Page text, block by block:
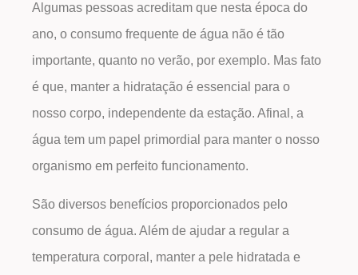
Algumas pessoas acreditam que nesta época do
ano, o consumo frequente de água não é tão
importante, quanto no verão, por exemplo. Mas fato
é que, manter a hidratação é essencial para o
nosso corpo, independente da estação. Afinal, a
água tem um papel primordial para manter o nosso
organismo em perfeito funcionamento.
São diversos benefícios proporcionados pelo
consumo de água. Além de ajudar a regular a
temperatura corporal, manter a pele hidratada e